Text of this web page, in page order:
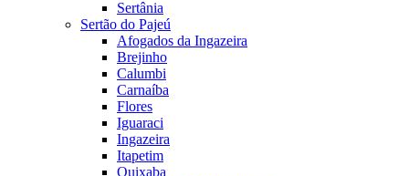
Sertânia
Sertão do Pajeú
Afogados da Ingazeira
Brejinho
Calumbi
Carnaíba
Flores
Iguaraci
Ingazeira
Itapetim
Quixaba